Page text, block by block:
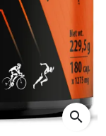
search